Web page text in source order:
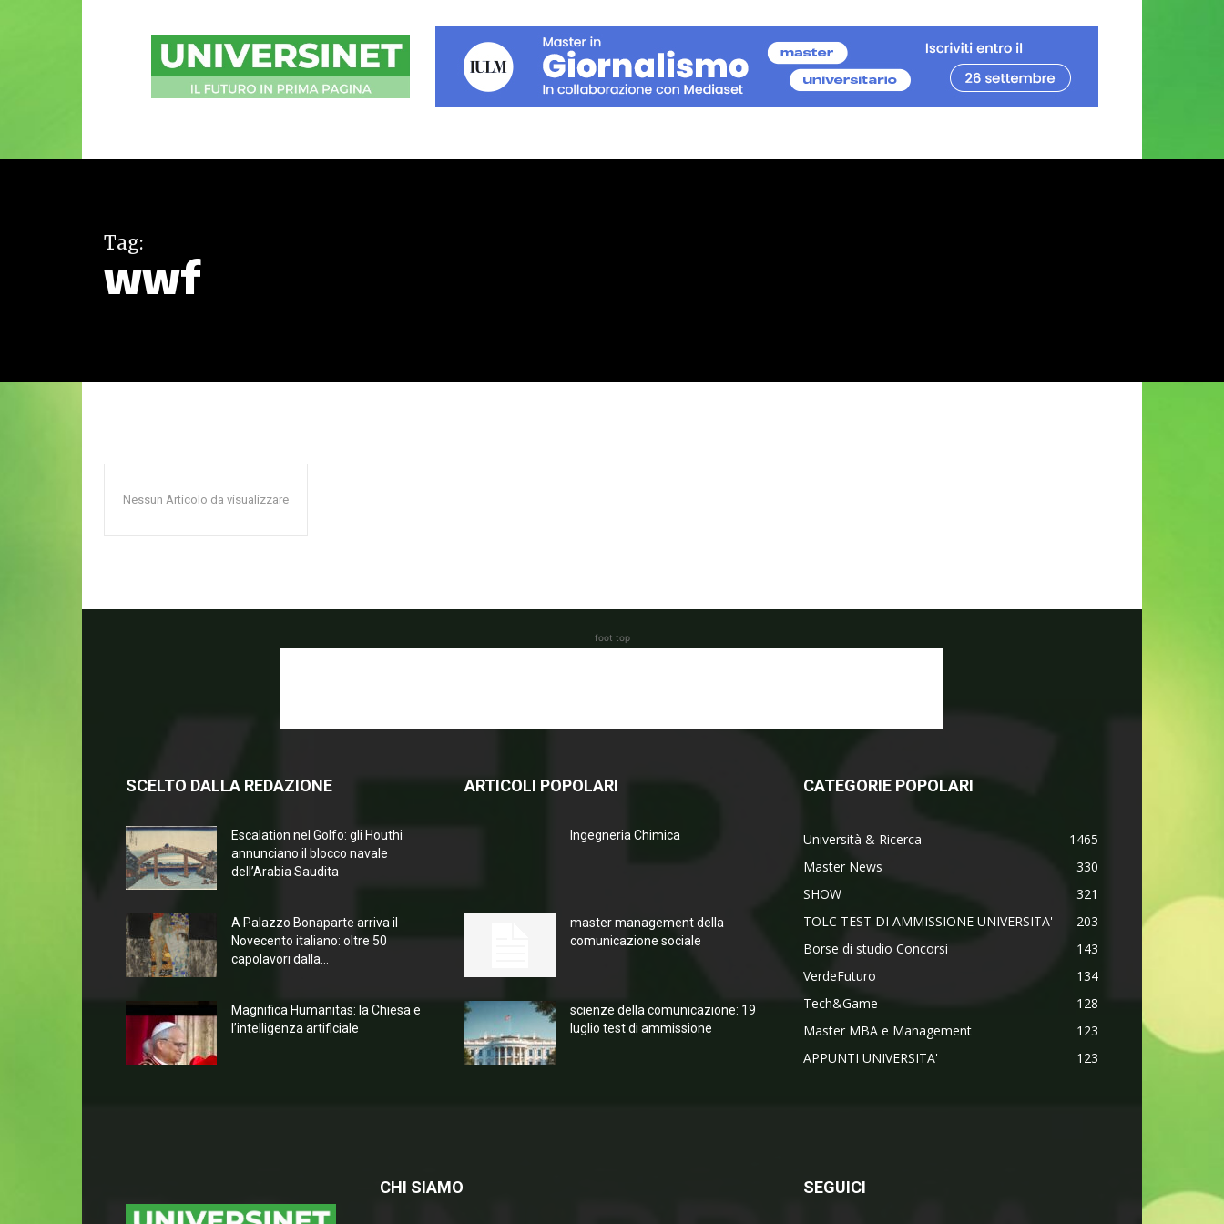
UniversiNet
Magazine
Tag:
wwf
Nessun Articolo da visualizzare
foot top
SCELTO DALLA REDAZIONE
Escalation nel Golfo: gli Houthi
annunciano il blocco navale
dell’Arabia Saudita
A Palazzo Bonaparte arriva il
Novecento italiano: oltre 50
capolavori dalla...
Magnifica Humanitas: la Chiesa e
l’intelligenza artificiale
ARTICOLI POPOLARI
Ingegneria Chimica
master management della
comunicazione sociale
scienze della comunicazione: 19
luglio test di ammissione
CATEGORIE POPOLARI
Università & Ricerca
1465
Master News
330
SHOW
321
TOLC TEST DI AMMISSIONE UNIVERSITA'
203
Borse di studio Concorsi
143
VerdeFuturo
134
Tech&Game
128
Master MBA e Management
123
APPUNTI UNIVERSITA'
123
CHI SIAMO SEGUICI